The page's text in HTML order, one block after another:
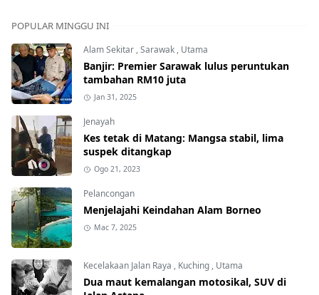
POPULAR MINGGU INI
Alam Sekitar,Sarawak, Utama
Banjir: Premier Sarawak lulus peruntukan
tambahan RM10 juta
Jan 31, 2025
Jenayah
Kes tetak di Matang: Mangsa stabil, lima
suspek ditangkap
Ogo 21, 2023
Pelancongan
Menjelajahi Keindahan Alam Borneo
Mac 7, 2025
Kecelakaan Jalan Raya , Kuching, Utama
Dua maut kemalangan motosikal, SUV di